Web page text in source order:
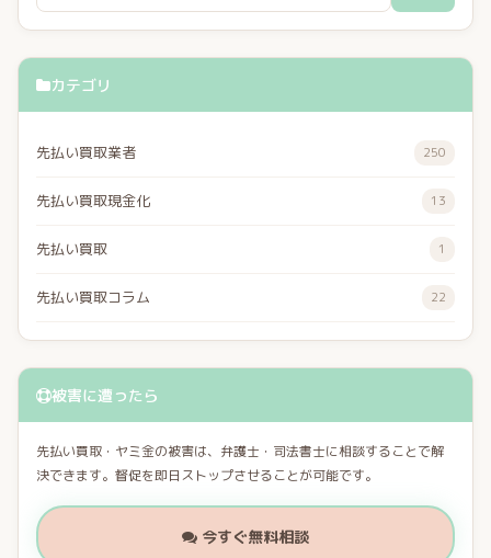
カテゴリ
先払い買取業者 250
先払い買取現金化 13
先払い買取 1
先払い買取コラム 22
被害に遭ったら
先払い買取・ヤミ金の被害は、弁護士・司法書士に相談することで解
決できます。督促を即日ストップさせることが可能です。
今すぐ無料相談